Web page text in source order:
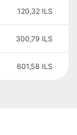
120,32 ILS
300,79 ILS
601,58 ILS